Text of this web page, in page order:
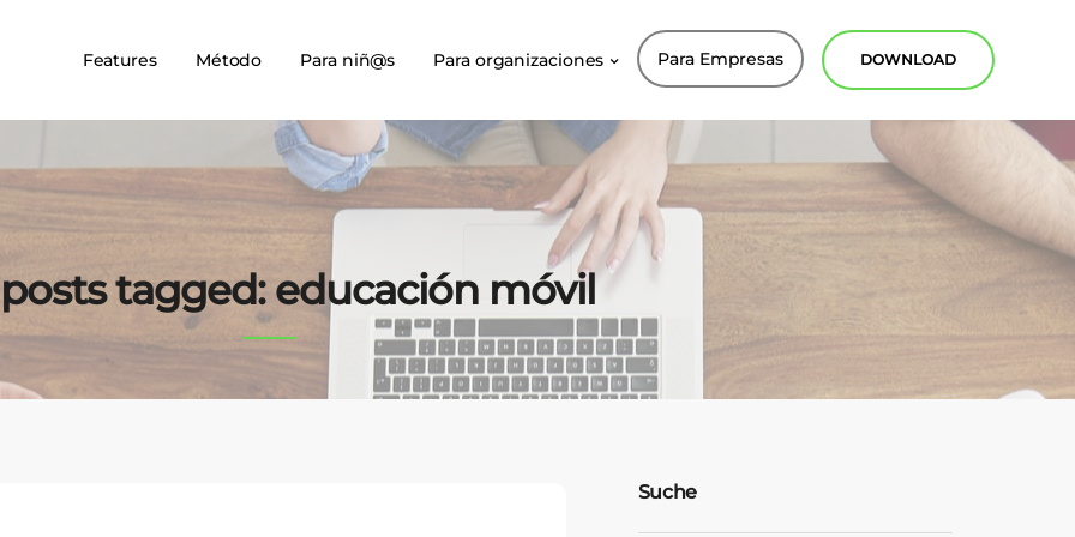
Features Método Para niñ@s Para organizaciones Para Empresas DOWNLOAD
tagged: educación móvil
Suche